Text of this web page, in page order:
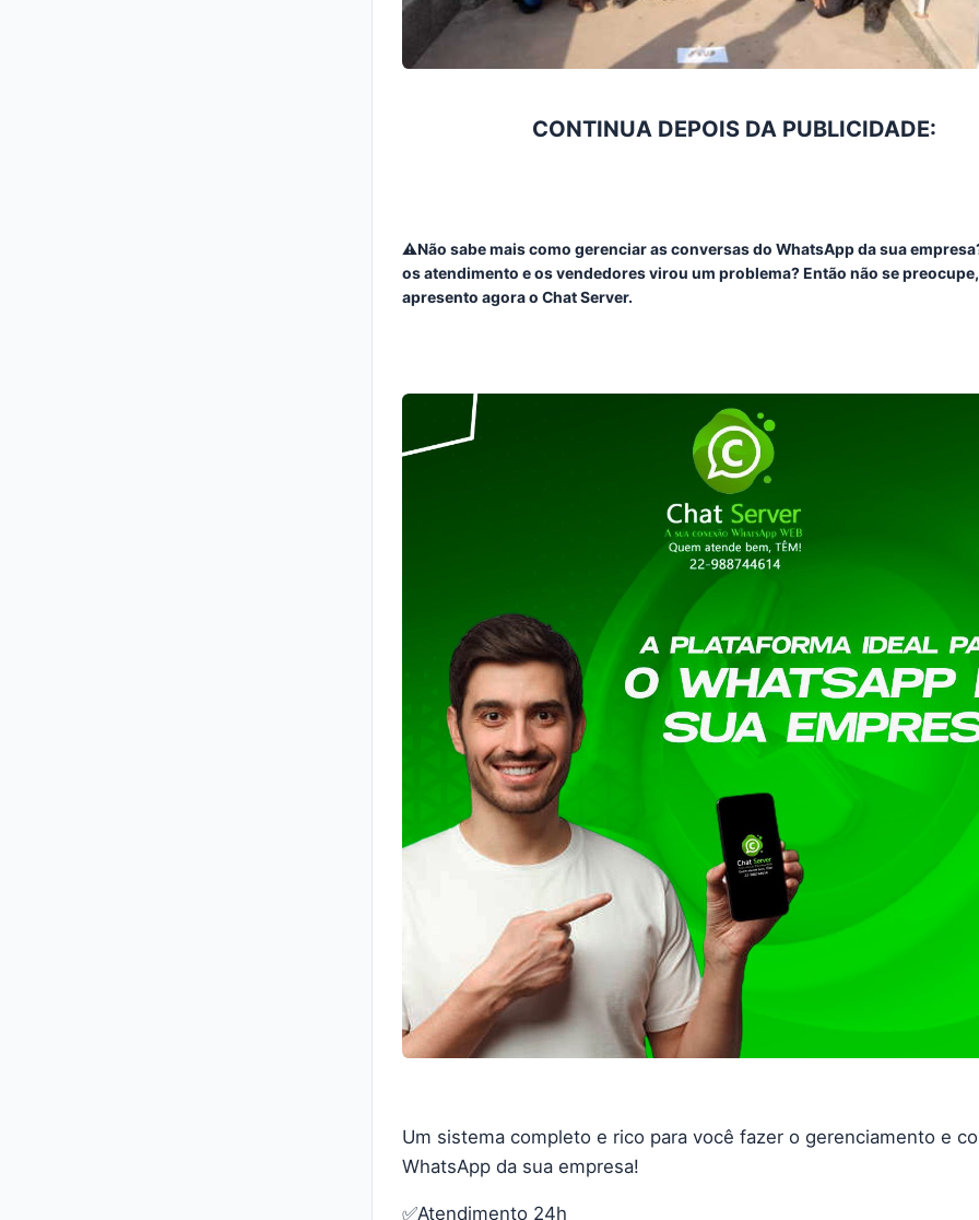
CONTINUA DEPOIS DA PUBLICIDADE:
⚠Não sabe mais como gerenciar as conversas do WhatsApp da sua
os atendimento e os vendedores virou um problema? Então não se
apresento agora o Chat Server.
Um sistema completo e rico para você fazer o gerenciamento e
WhatsApp da sua empresa!
✅Atendimento 24h